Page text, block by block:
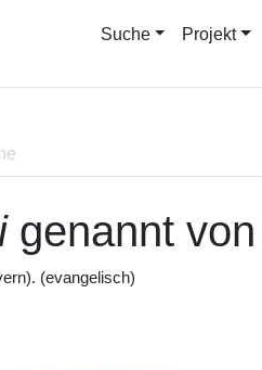
Suche Projekt
genannt von
(evangelisch)